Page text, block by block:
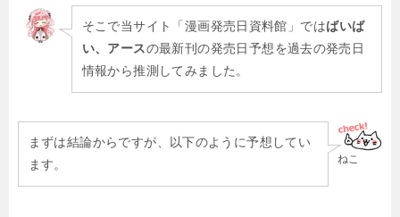
そこで当サイト「漫画発売日資料館」ではばいば
い、アースの最新刊の発売日予想を過去の発売日
情報から推測してみました。
ねこ
まずは結論からですが、以下のように予想してい
ます。